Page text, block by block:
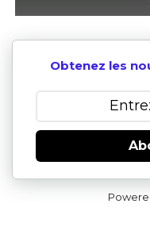
Obtenez les